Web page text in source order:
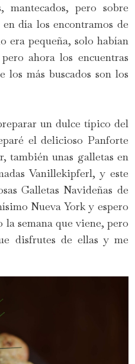
mantecados, pero sobre
día los encontramos de
era pequeña, solo habían
ahora los encuentras
más buscados son los
un dulce típico del
el delicioso Panforte
también unas galletas en
Vanillekipferl, y este
Galletas Navideñas de
Nueva York y espero
semana que viene, pero
disfrutes de ellas y me